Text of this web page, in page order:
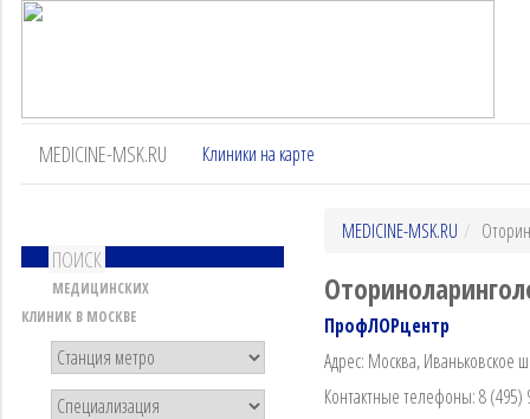
MEDICINE-MSK.RU Клиники на карте
MEDICINE-MSK.RU
ПрофЛОРцентр
Адрес: Москва, Иваньковское
Контактные телефоны: 8 (495)
ПОИСК
МЕДИЦИНСКИХ
КЛИНИК В МОСКВЕ